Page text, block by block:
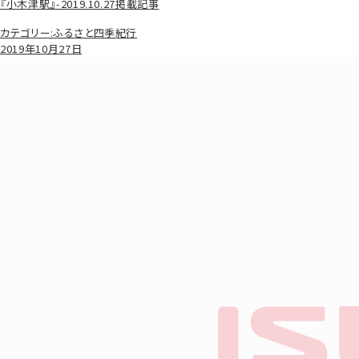
『小木津駅』-2019.10.27掲載記事
カテゴリー:ふるさと四季紀行
2019年10月27日